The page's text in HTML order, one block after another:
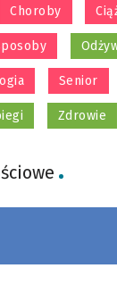
Choroby
Senior
Zdrowie